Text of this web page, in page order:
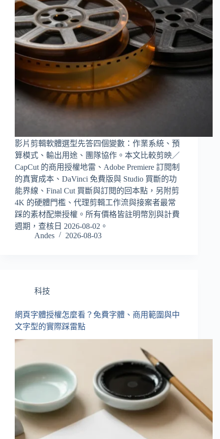
影片剪輯軟體選型先答四個變數：作業系統、預
算模式、輸出用途、團隊協作。本文比較剪映／
CapCut 的商用授權地雷、Adobe Premiere 訂閱制
的真實成本、DaVinci 免費版與 Studio 買斷的功
能界線、Final Cut 買斷與訂閱的回本點，另附剪
4K 的硬體門檻、代理剪輯工作流與接案者最常
踩的素材配樂授權。所有價格皆註明幣別與計費
週期，查核日 2026-08-02。
Andes
2026-08-03
科技
網頁字體授權怎麼看？免費字體、商用範圍與中
文字型的實際踩雷點